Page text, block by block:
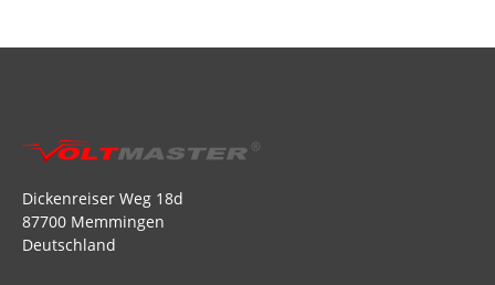
Dickenreiser Weg 18d
87700 Memmingen
Deutschland